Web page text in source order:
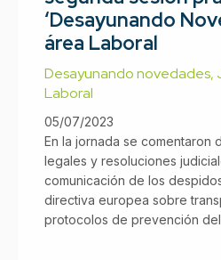
‘Desayunando
área Laboral
Desayunando novedades,
Laboral
05/07/2023
En la jornada se comentaron
legales y resoluciones
comunicación de los
directiva europea sobre
protocolos de prevención